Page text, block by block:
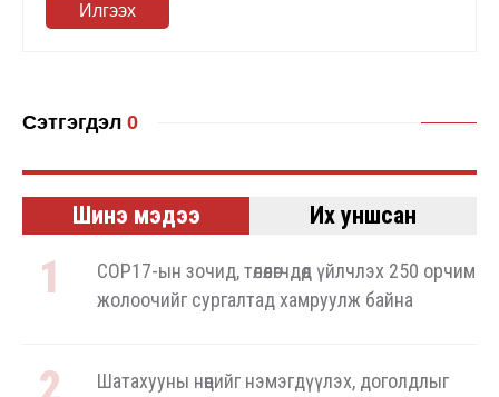
Илгээх
Сэтгэгдэл 0
Шинэ мэдээ Их уншсан
COP17-ын зочид, төлөөлөгчдөд үйлчлэх 250 орчим
жолоочийг сургалтад хамруулж байна
Шатахууны нөөцийг нэмэгдүүлэх, доголдлыг